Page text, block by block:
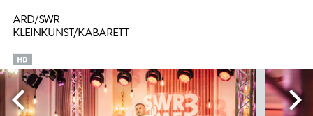
ARD/SWR
KLEINKUNST/KABARETT